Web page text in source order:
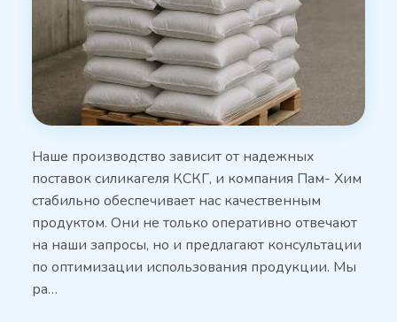
Наше производство зависит от надежных
поставок силикагеля КСКГ, и компания Пам- Хим
стабильно обеспечивает нас качественным
продуктом. Они не только оперативно отвечают
на наши запросы, но и предлагают консультации
по оптимизации использования продукции. Мы
ра…